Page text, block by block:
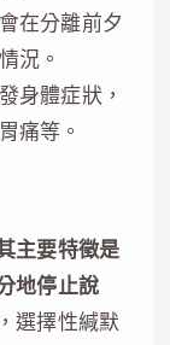
在分離前夕
況。
身體症狀，
痛等。
主要特徵是
地停止說
選擇性緘默